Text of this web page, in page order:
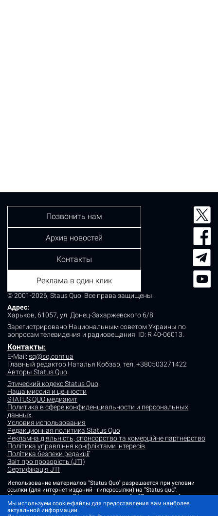
© 2001-2026, Staus Quo. Все права защищены.
Адрес:
Харьков, 61057, ул. Донец-Захаржевского 6/8
Зарегистрировано Национальным советом Украины по
вопросам телевидения и радиовещания. ID: R 40-06013.
Контакты:
E-Mail: sq@sq.com.ua
Главный редактор Наталья Кобзар, тел. +380503271422
Авторы Status Quo
Этический кодекс Status Quo
Наша миссия и ценности
STATUS QUO медиакит
Политика в сфере конфиденциальности и персональных
данных
Условия использования
Редакционная политика Status Quo
Рекламна діяльність, спонсорство та комерційне партнерство
Політика управління конфліктами інтересів
Політика безпеки редакції
Звіт про прозорість (JTI)
Сертифікація JTI
Позвонить нам
Архив новостей
Контакты
Реклама в один клик
Использование материалов "Status Quo" разрешается при условии
ссылки (для интернет-изданий - гиперссылки) на "Status quo".
Материалы в рубриках "Новости партнеров" и "Пресс-релизы"
размещаются на правах рекламы или в рамках некоммерческого
партнерства.
Мы используем cookie-файлы для предоставления вам наиболее
актуальной информации.